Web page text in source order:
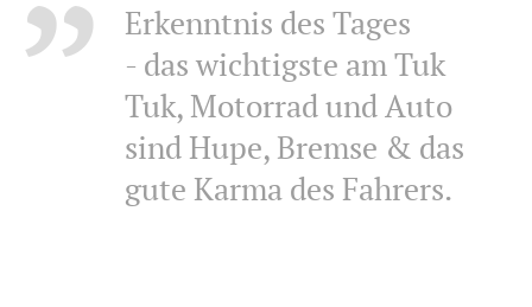
Erkenntnis des Tages
- das wichtigste am Tuk
Tuk, Motorrad und Auto
sind Hupe, Bremse & das
gute Karma des Fahrers.